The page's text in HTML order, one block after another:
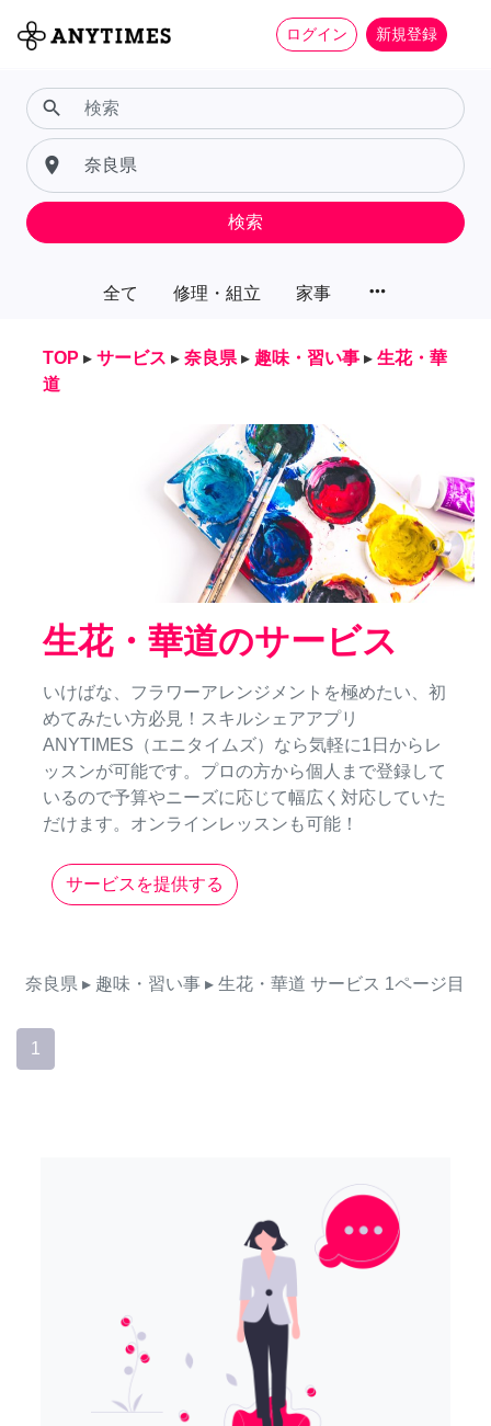
ログイン 新規登録
全て 修理・組立 家事 more_horiz
search
place
検索
TOP ▸ サービス ▸ 奈良県 ▸ 趣味・習い事 ▸ 生花・華
道
生花・華道のサービス
いけばな、フラワーアレンジメントを極めたい、初
めてみたい方必見！スキルシェアアプリ
ANYTIMES（エニタイムズ）なら気軽に1日からレ
ッスンが可能です。プロの方から個人まで登録して
いるので予算やニーズに応じて幅広く対応していた
だけます。オンラインレッスンも可能！
サービスを提供する
奈良県 ▸ 趣味・習い事 ▸ 生花・華道 サービス 1ページ目
1